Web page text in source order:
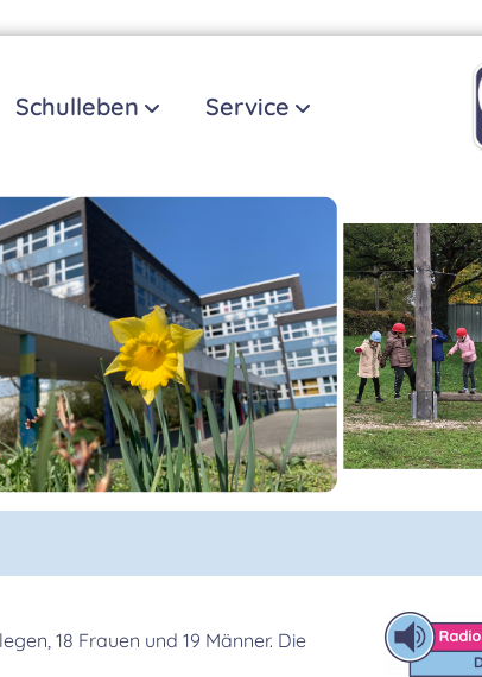
Schulleben Service
18 Frauen und 19 Männer. Die